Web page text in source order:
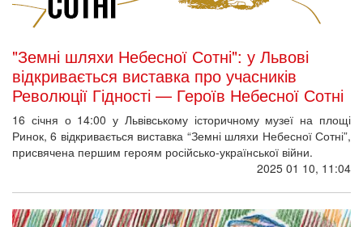
"Земні шляхи Небесної Сотні": у Львові
відкривається виставка про учасників
Революції Гідності — Героїв Небесної Сотні
16 січня о 14:00 у Львівському історичному музеї на площі
Ринок, 6 відкривається виставка “Земні шляхи Небесної Сотні”,
присвячена першим героям російсько-української війни.
2025 01 10, 11:04